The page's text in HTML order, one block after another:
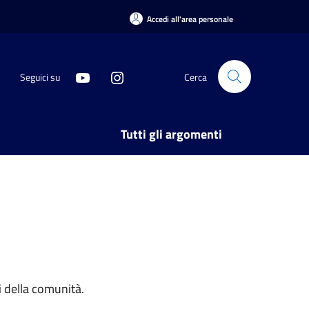
Accedi all'area personale
Seguici su Cerca
Tutti gli argomenti
della comunità.